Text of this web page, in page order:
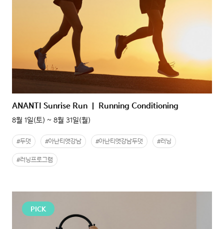
ANANTI Sunrise Run | Running Conditioning
8월 1일(토) ~ 8월 31일(월)
#두댓 #아난티앳강남 #아난티앳강남두댓 #러닝
#러닝프로그램
PICK